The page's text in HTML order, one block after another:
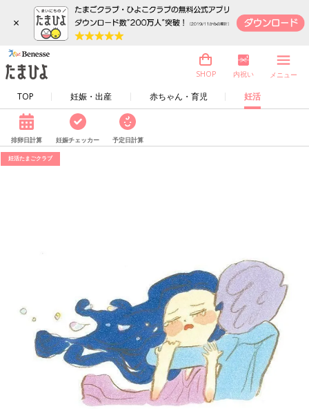
×
TOP 妊娠・出産 赤ちゃん・育児 妊活
SHOP 内祝い メニュー
排卵日計算 妊娠チェッカー 予定日計算
妊活たまごクラブ